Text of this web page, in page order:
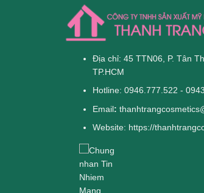
Địa chỉ: 45 TTN06, P. Tân
TP.HCM
Hotline: 0946.777.522 -
Email:
Website: https://